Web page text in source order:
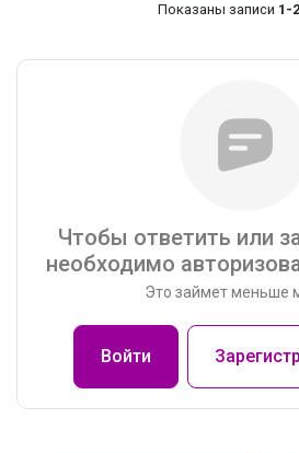
Показаны записи 1-2
Чтобы ответить или
необходимо
Это займет меньше
Войти